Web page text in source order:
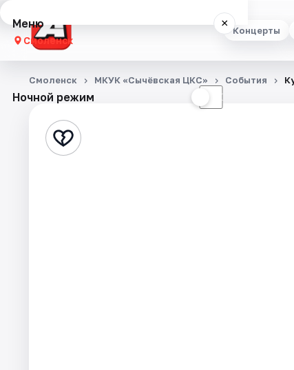
Концерты
Меню ×
Смоленск
Концерты
Стендап
Ночной режим ☾
Смоленск МКУК «Сычёвская ЦКС» События